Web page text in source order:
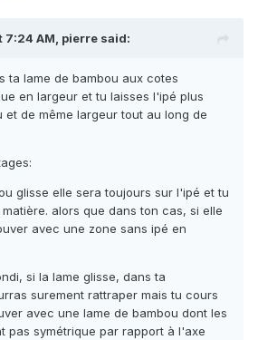
7:24 AM, pierre said:
ta lame de bambou aux cotes
en largeur et tu laisses l'ipé plus
et de même largeur tout au long de
glisse elle sera toujours sur l'ipé et tu
alors que dans ton cas, si elle
avec une zone sans ipé en
si la lame glisse, dans ta
surement rattraper mais tu cours
avec une lame de bambou dont les
pas symétrique par rapport à l'axe